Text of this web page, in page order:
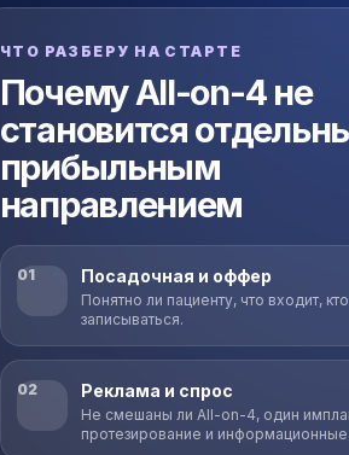
ЧТО РАЗБЕРУ НА СТАРТЕ
Почему All-on-4 не
становится
прибыльным
направлением
01 Посадочная и оффер
Понятно ли пациенту, что входит,
записываться.
02 Реклама и спрос
Не смешаны ли All-on-4, один
протезирование и